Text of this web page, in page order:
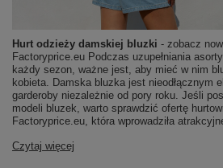
Hurt odzieży damskiej bluzki - zobacz
Factoryprice.eu Podczas uzupełniania
każdy sezon, ważne jest, aby mieć w nim
kobieta. Damska bluzka jest nieodłącznym
garderoby niezależnie od pory roku. Jeśli
modeli bluzek, warto sprawdzić ofertę
Factoryprice.eu, która wprowadziła
Czytaj więcej